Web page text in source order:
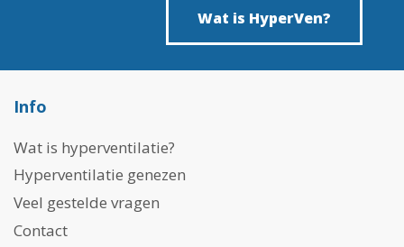
Wat is HyperVen?
Info
Wat is hyperventilatie?
Hyperventilatie genezen
Veel gestelde vragen
Contact